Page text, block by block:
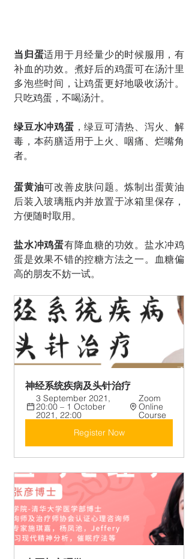
当归蛋适用于月经量少的时候服用，有
补血的功效。煮好后的鸡蛋可在汤汁里
多泡些时间，让鸡蛋更好地吸收汤汁。
只吃鸡蛋，不喝汤汁。
绿豆水冲鸡蛋 ，绿豆可清热、泻火、解
毒，本药膳适用于上火、咽痛、烂嘴角
者。
蛋黄油可改善皮肤问题。炼制出蛋黄油
后装入玻璃瓶内并放置于冰箱里保存，
方便随时取用。
盐水冲鸡蛋有降血糖的功效。盐水冲鸡
蛋是效果不错的控糖方法之一。血糖偏
高的朋友不妨一试。
神经系统疾病及头针治疗
3 September 2021,
20:00 – 1 October
2021, 22:00
Zoom
Online
Course
Register Now